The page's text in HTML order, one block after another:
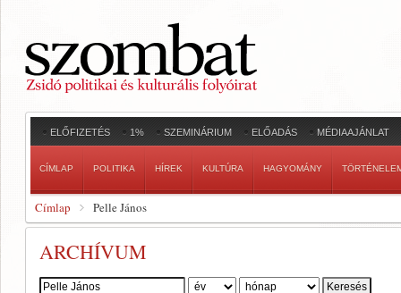
ELŐFIZETÉS 1% SZEMINÁRIUM ELŐADÁS MÉDIAAJÁNLAT
CÍMLAP POLITIKA HÍREK KULTÚRA HAGYOMÁNY
Címlap Pelle János
ARCHÍVUM
Szerző: